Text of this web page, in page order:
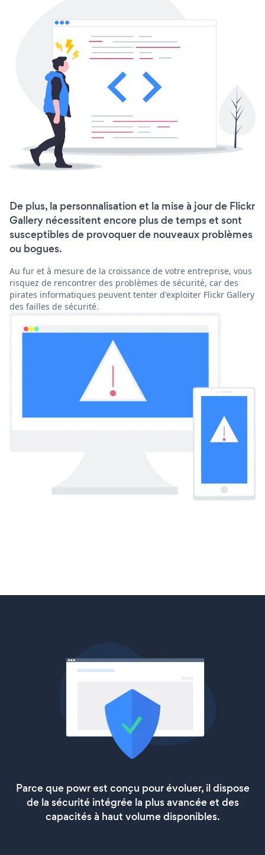
De plus, la personnalisation et la mise à jour de Flickr
Gallery nécessitent encore plus de temps et sont
susceptibles de provoquer de nouveaux problèmes
ou bogues.
Au fur et à mesure de la croissance de votre entreprise, vous
risquez de rencontrer des problèmes de sécurité, car des
pirates informatiques peuvent tenter d'exploiter Flickr Gallery
des failles de sécurité.
Parce que powr est conçu pour évoluer, il dispose
de la sécurité intégrée la plus avancée et des
capacités à haut volume disponibles.